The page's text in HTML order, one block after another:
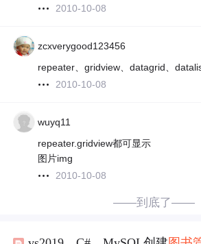
2010-10-08
zcxverygood123456
repeater、gridview、datagrid、
2010-10-08
wuyq11
repeater.gridview都可显示
图片img
2010-10-08
——到底了——